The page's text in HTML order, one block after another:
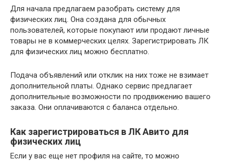
Для начала предлагаем разобрать систему для
физических лиц. Она создана для обычных
пользователей, которые покупают или продают личные
товары не в коммерческих целях. Зарегистрировать ЛК
для физических лиц можно бесплатно.
Подача объявлений или отклик на них тоже не взимает
дополнительной платы. Однако сервис предлагает
дополнительные возможности по продвижению вашего
заказа. Они оплачиваются с баланса отдельно.
Как зарегистрироваться в ЛК Авито для
физических лиц
Если у вас еще нет профиля на сайте, то можно